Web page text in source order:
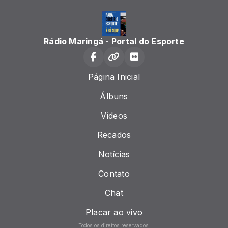
Rádio Maringá - Portal do Esporte
Página Inicial
Álbuns
Vídeos
Recados
Notícias
Contato
Chat
Placar ao vivo
Todos os direitos reservados.